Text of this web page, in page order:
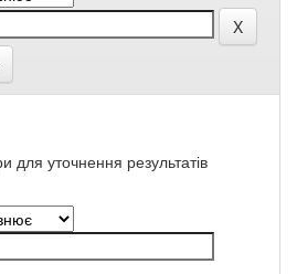
для уточнення результатів